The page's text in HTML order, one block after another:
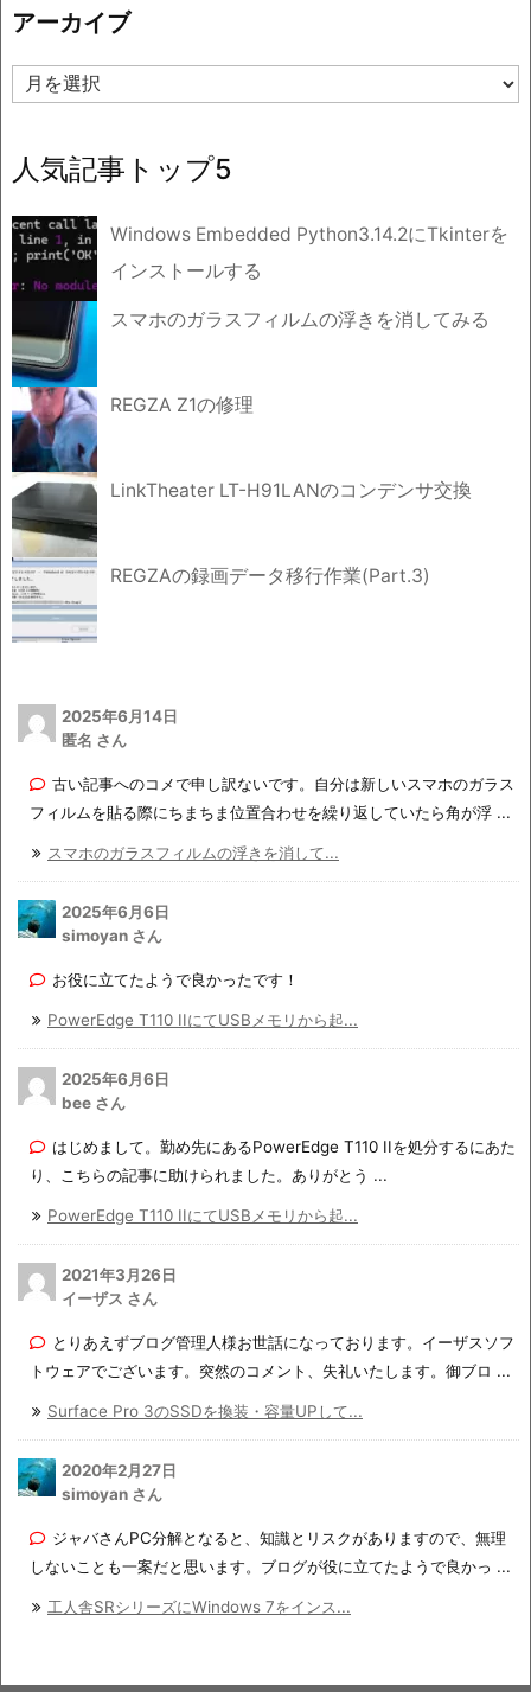
ー
アーカイブ
ア
ー
ブ
人気記事トップ5
Windows Embedded Python3.14.2にTkinterを
インストールする
スマホのガラスフィルムの浮きを消してみる
REGZA Z1の修理
LinkTheater LT-H91LANのコンデンサ交換
REGZAの録画データ移行作業(Part.3)
2025年6月14日
匿名 さん
古い記事へのコメで申し訳ないです。自分は新しいスマホのガラス
フィルムを貼る際にちまちま位置合わせを繰り返していたら角が浮 ...
スマホのガラスフィルムの浮きを消して...
2025年6月6日
simoyan さん
お役に立てたようで良かったです！
PowerEdge T110 IIにてUSBメモリから起...
2025年6月6日
bee さん
はじめまして。勤め先にあるPowerEdge T110 IIを処分するにあた
り、こちらの記事に助けられました。ありがとう ...
PowerEdge T110 IIにてUSBメモリから起...
2021年3月26日
イーザス さん
とりあえずブログ管理人様お世話になっております。イーザスソフ
トウェアでございます。突然のコメント、失礼いたします。御ブロ ...
Surface Pro 3のSSDを換装・容量UPして...
2020年2月27日
simoyan さん
ジャバさんPC分解となると、知識とリスクがありますので、無理
しないことも一案だと思います。ブログが役に立てたようで良かっ ...
工人舎SRシリーズにWindows 7をインス...